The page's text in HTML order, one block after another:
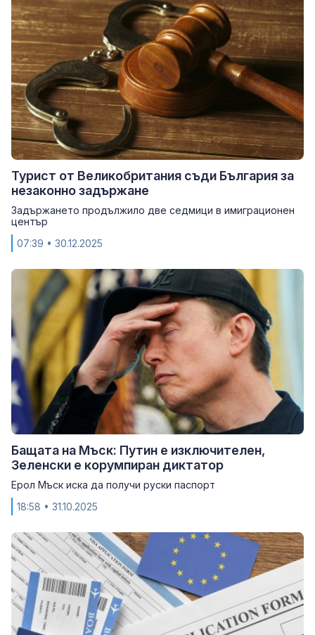
Турист от Великобритания съди България за
незаконно задържане
Задържането продължило две седмици в имиграционен
център
07:39 • 30.12.2025
Бащата на Мъск: Путин е изключителен,
Зеленски е корумпиран диктатор
Ерол Мъск иска да получи руски паспорт
18:58 • 31.10.2025